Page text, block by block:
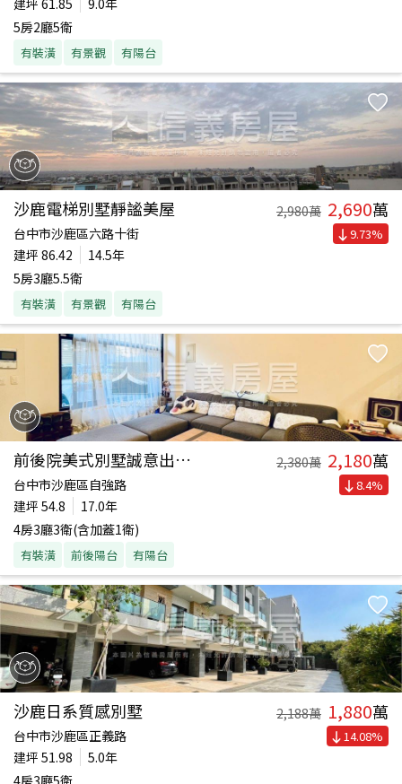
建坪 61.85
9.0年
5房2廳5衛
有裝潢 有景觀 有陽台
沙鹿電梯別墅靜謐美屋 2,980萬 2,690萬
台中市沙鹿區六路十街
建坪 86.42
14.5年
5房3廳5.5衛
有裝潢 有景觀 有陽台
9.73%
前後院美式別墅誠意出售！ 2,380萬 2,180萬
台中市沙鹿區自強路
建坪 54.8
17.0年
4房3廳3衛(含加蓋1衛)
有裝潢 前後陽台 有陽台
8.4%
沙鹿日系質感別墅 2,188萬 1,880萬
台中市沙鹿區正義路
建坪 51.98
5.0年
4房3廳5衛
14.08%